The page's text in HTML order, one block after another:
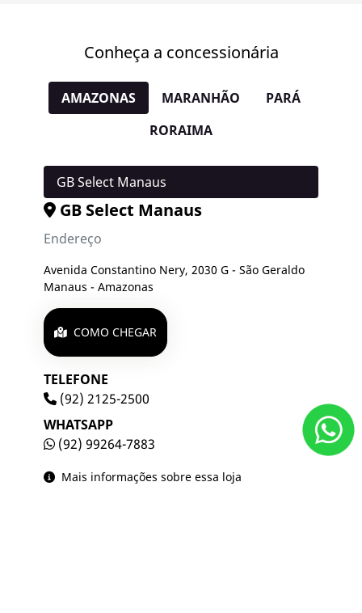
Conheça a concessionária
AMAZONAS MARANHÃO
PARÁ
RORAIMA
GB Select Manaus
GB Select Manaus
Endereço
Avenida Constantino Nery, 2030 G - São Geraldo
Manaus - Amazonas
COMO CHEGAR
TELEFONE
(92) 2125-2500
WHATSAPP
(92) 99264-7883
Mais informações sobre essa loja